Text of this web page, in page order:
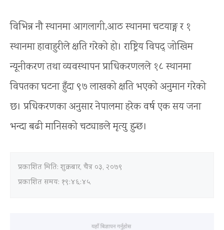
विभिन्न नौ स्थानमा आगलागी,आठ स्थानमा चटयाङ्ग र १
स्थानमा हावाहुरीले क्षति गरेको हो। राष्ट्रिय विपद् जोखिम
न्यूनीकरण तथा व्यवस्थापन प्राधिकरणलले १८ स्थानमा
विपतका घटना हुँदा ९७ लाखको क्षति भएको अनुमान गरेको
छ। प्रधिकरणका अनुसार नेपालमा हरेक वर्ष एक सय जना
भन्दा बढी मानिसको चट्याङले मृत्यु हुन्छ।
प्रकाशित मिति:शुक्रबार, चैत्र ०३, २०७९
प्रकाशित समय: १९:४६:४५